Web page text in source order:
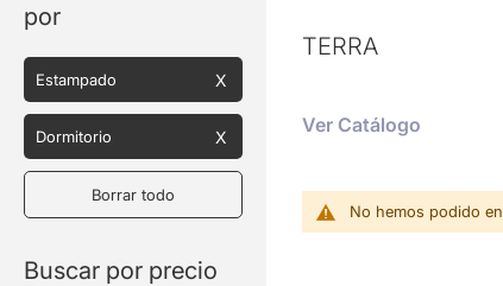
TERRA
Ver Catálogo
No hemos podido
Buscar por precio
por
Estampado
Dormitorio
Borrar todo